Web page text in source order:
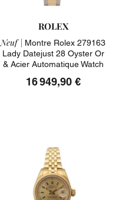
ROLEX
Neuf | Montre Rolex 279163
Lady Datejust 28 Oyster Or
& Acier Automatique Watch
16 949,90 €